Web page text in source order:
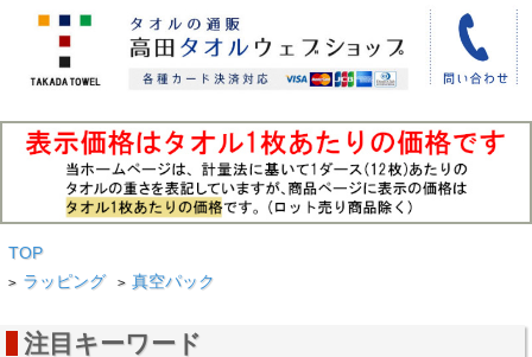
TOP
> ラッピング > 真空パック
注目キーワード